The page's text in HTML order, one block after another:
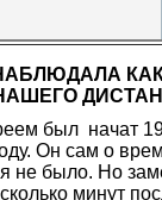
был начат
Он сам о
не было. Но
минут